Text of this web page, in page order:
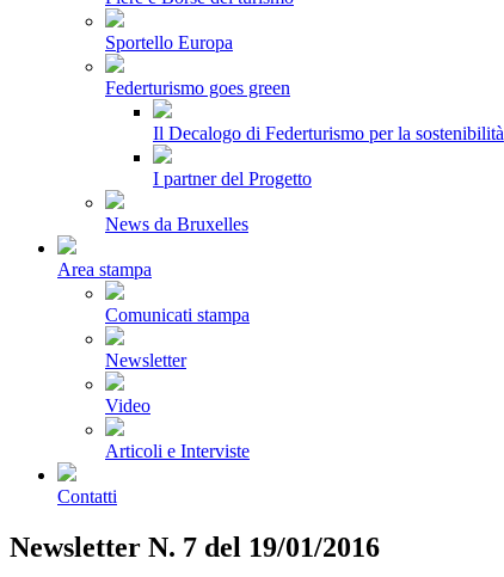
Sportello Europa
Federturismo goes green
Il Decalogo di Federturismo per la sostenibilità
I partner del Progetto
News da Bruxelles
Area stampa
Comunicati stampa
Newsletter
Video
Articoli e Interviste
Contatti
Newsletter N. 7 del 19/01/2016